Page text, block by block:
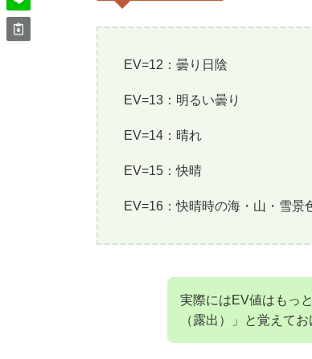
EV=12：曇り日陰
EV=13：明るい曇り
EV=14：晴れ
EV=15：快晴
EV=16：快晴時の海・山・雪景
実際にはEV値はもっ
（露出）」と覚えて